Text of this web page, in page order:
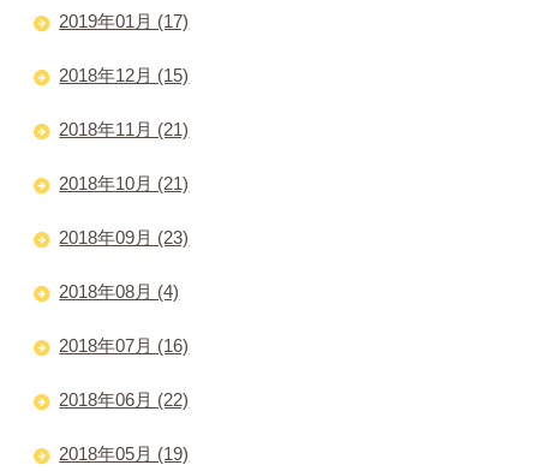
2019年01月 (17)
2018年12月 (15)
2018年11月 (21)
2018年10月 (21)
2018年09月 (23)
2018年08月 (4)
2018年07月 (16)
2018年06月 (22)
2018年05月 (19)